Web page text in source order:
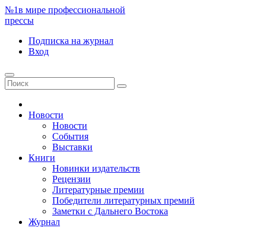
№1в мире профессиональной
прессы
Подписка на журнал
Вход
Новости
Новости
События
Выставки
Книги
Новинки издательств
Рецензии
Литературные премии
Победители литературных премий
Заметки с Дальнего Востока
Журнал